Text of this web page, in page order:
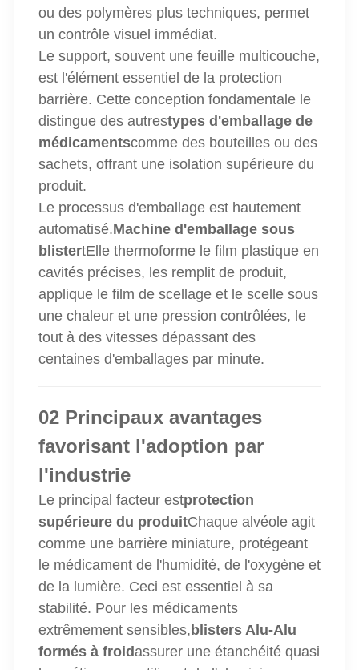
ou des polymères plus techniques, permet
un contrôle visuel immédiat.
Le support, souvent une feuille multicouche,
est l'élément essentiel de la protection
barrière. Cette conception fondamentale le
distingue des autrestypes d'emballage de
médicamentscomme des bouteilles ou des
sachets, offrant une isolation supérieure du
produit.
Le processus d'emballage est hautement
automatisé.Machine d'emballage sous
blistertElle thermoforme le film plastique en
cavités précises, les remplit de produit,
applique le film de scellage et le scelle sous
une chaleur et une pression contrôlées, le
tout à des vitesses dépassant des
centaines d'emballages par minute.
02 Principaux avantages
favorisant l'adoption par
l'industrie
Le principal facteur estprotection
supérieure du produitChaque alvéole agit
comme une barrière miniature, protégeant
le médicament de l'humidité, de l'oxygène et
de la lumière. Ceci est essentiel à sa
stabilité. Pour les médicaments
extrêmement sensibles, blisters Alu-Alu
formés à froidassurer une étanchéité quasi